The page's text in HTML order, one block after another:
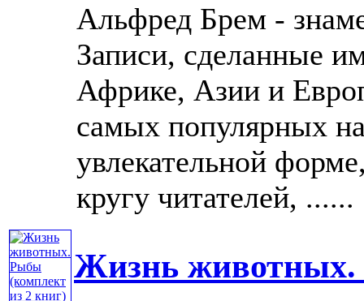
Альфред Брем -
Записи, сделанные
Африке, Азии и
самых популярных
увлекательной
кругу читателей, ......
Жизнь животных.